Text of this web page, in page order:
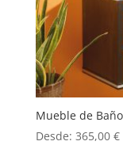
Mueble de
Desde: 365,00 €